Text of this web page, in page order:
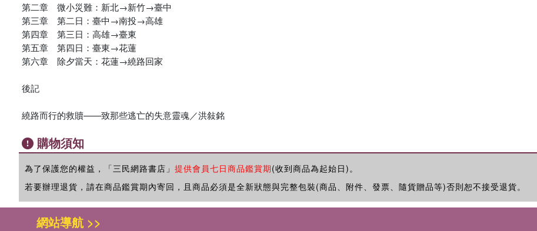
第二章 微小災難：新北→新竹→臺中
第三章 第二日：臺中→南投→高雄
第四章 第三日：高雄→臺東
第五章 第四日：臺東→花蓮
第六章 除夕當天：花蓮→繞路回家
後記
繞路而行的救贖——致那些逃亡的失意靈魂／洪敍銘
購物須知
為了保護您的權益，「三民網路書店」 提供會員七日商品鑑賞期(收到商品為起始日)。
若要辦理退貨，請在商品鑑賞期內寄回，且商品必須是全新狀態與完整包裝(商品、附件、發票、隨貨贈品等)否則恕不接受退貨。
網站導航 >>